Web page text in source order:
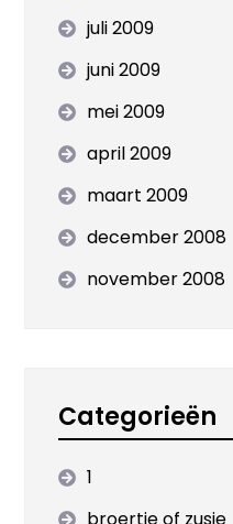
juli 2009
juni 2009
mei 2009
april 2009
maart 2009
december 2008
november 2008
Categorieën
1